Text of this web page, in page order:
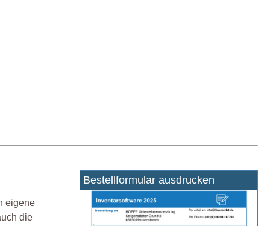
eigene
die
Bestellformular ausdrucken